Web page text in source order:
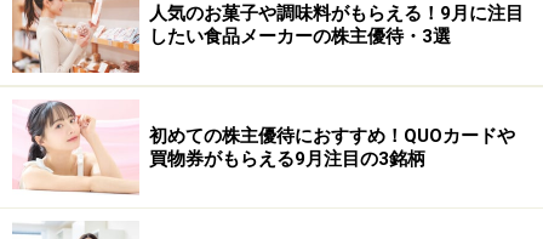
※紹介している内容は、2026年1月7日に収録した動画か
ら、一部抜粋して編集したものになります。掲載してい
る内容は、収録時点のものになります。最新の情報及び
詳細については、各社のHP等でご確認ください。また、
内容に関しては万全を期しておりますが、情報の正確性
および安全性、利用者にとっての有用性を保証するもの
人気のお菓子や調味料がもらえる！9月に注目
したい食品メーカーの株主優待・3選
初めての株主優待におすすめ！QUOカードや
買物券がもらえる9月注目の3銘柄